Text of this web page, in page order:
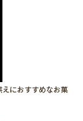
におすすめなお菓